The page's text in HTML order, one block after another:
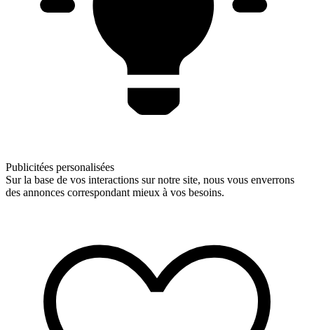
Publicitées personalisées
Sur la base de vos interactions sur notre site, nous vous enverrons
des annonces correspondant mieux à vos besoins.